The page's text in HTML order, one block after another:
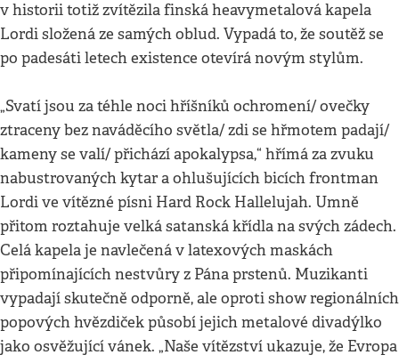
v historii totiž zvítězila finská heavymetalová kapela
Lordi složená ze samých oblud. Vypadá to, že soutěž se
po padesáti letech existence otevírá novým stylům.
„Svatí jsou za téhle noci hříšníků ochromení/ ovečky
ztraceny bez naváděcího světla/ zdi se hřmotem padají/
kameny se valí/ přichází apokalypsa,“ hřímá za zvuku
nabustrovaných kytar a ohlušujících bicích frontman
Lordi ve vítězné písni Hard Rock Hallelujah. Umně
přitom roztahuje velká satanská křídla na svých zádech.
Celá kapela je navlečená v latexových maskách
připomínajících nestvůry z Pána prstenů. Muzikanti
vypadají skutečně odporně, ale oproti show regionálních
popových hvězdiček působí jejich metalové divadýlko
jako osvěžující vánek. „Naše vítězství ukazuje, že Evropa